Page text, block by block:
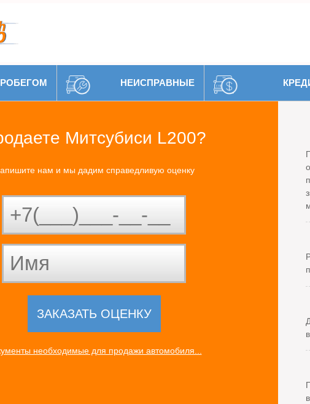
НЕИСПРАВНЫЕ
Митсубиси L200?
нам и мы дадим справедливую оценку
необходимые для продажи автомобиля...